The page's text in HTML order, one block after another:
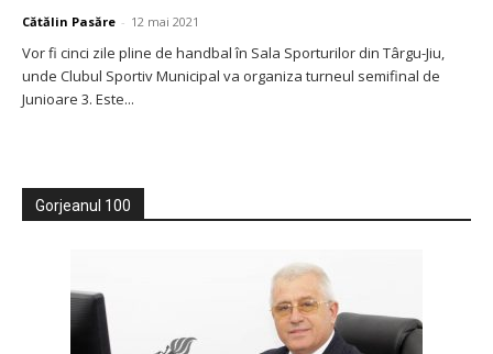
Cătălin Pasăre - 12 mai 2021
Vor fi cinci zile pline de handbal în Sala Sporturilor din Târgu-Jiu,
unde Clubul Sportiv Municipal va organiza turneul semifinal de
Junioare 3. Este...
Gorjeanul 100